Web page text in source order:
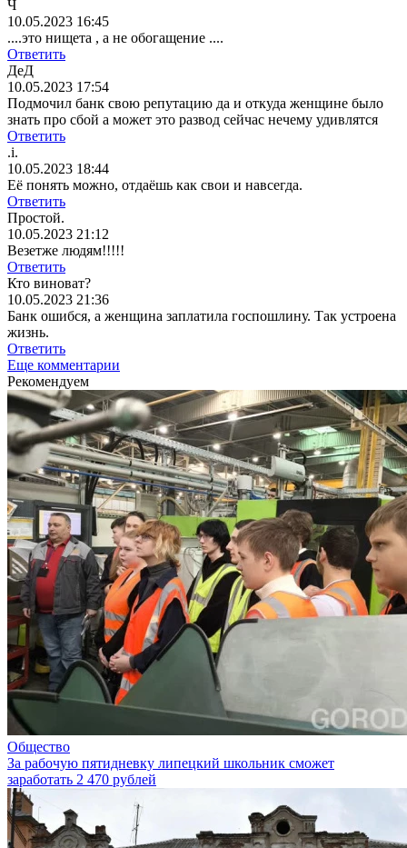
Ч
10.05.2023 16:45
....это нищета , а не обогащение ....
Ответить
ДеД
10.05.2023 17:54
Подмочил банк свою репутацию да и откуда женщине было
знать про сбой а может это развод сейчас нечему удивлятся
Ответить
.i.
10.05.2023 18:44
Её понять можно, отдаёшь как свои и навсегда.
Ответить
Простой.
10.05.2023 21:12
Везетже людям!!!!!
Ответить
Кто виноват?
10.05.2023 21:36
Банк ошибся, а женщина заплатила госпошлину. Так устроена
жизнь.
Ответить
Еще комментарии
Рекомендуем
Общество
За рабочую пятидневку липецкий школьник сможет
заработать 2 470 рублей